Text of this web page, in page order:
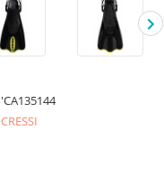
'CA135144
CRESSI